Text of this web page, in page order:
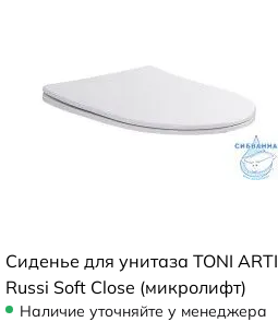
Сиденье для унитаза TONI ARTI
Russi Soft Close (микролифт)
Наличие уточняйте у менеджера